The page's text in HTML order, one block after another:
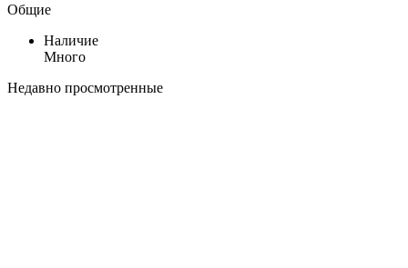
Общие
Наличие
Много
Недавно просмотренные